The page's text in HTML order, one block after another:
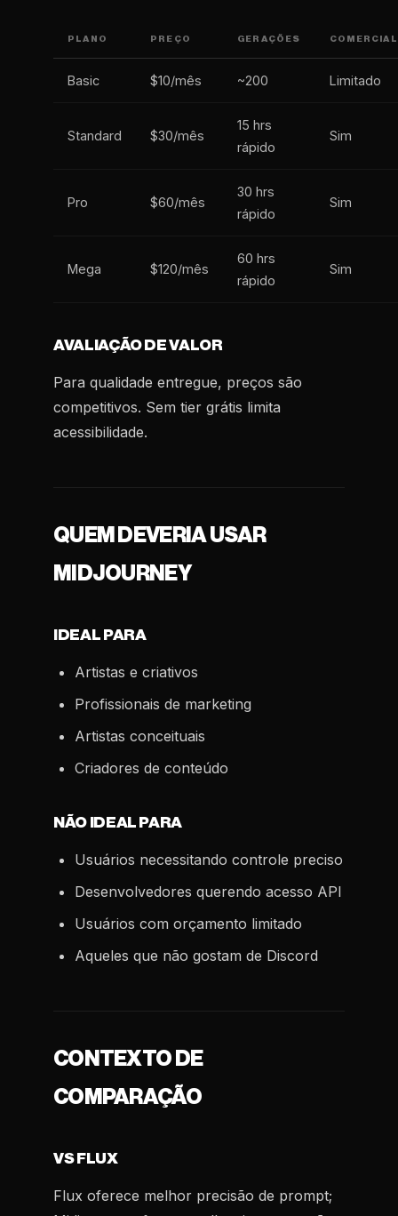
PLANO PREÇO GERAÇÕES COMERCIAL
Basic $10/mês ~200 Limitado
Standard $30/mês
15 hrs
rápido
Sim
Pro $60/mês
30 hrs
rápido
Sim
Mega $120/mês
60 hrs
rápido
Sim
AVALIAÇÃO DE VALOR
Para qualidade entregue, preços são
competitivos. Sem tier grátis limita
acessibilidade.
QUEM DEVERIA USAR
MIDJOURNEY
IDEAL PARA
Artistas e criativos
Profissionais de marketing
Artistas conceituais
Criadores de conteúdo
NÃO IDEAL PARA
Usuários necessitando controle preciso
Desenvolvedores querendo acesso API
Usuários com orçamento limitado
Aqueles que não gostam de Discord
CONTEXTO DE
COMPARAÇÃO
VS FLUX
Flux oferece melhor precisão de prompt;